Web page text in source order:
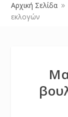
Αρχική Σελίδα 9
εκλογών